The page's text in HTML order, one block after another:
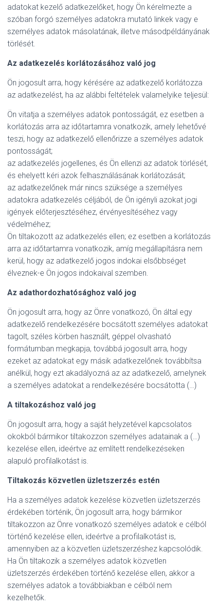
adatokat kezelő adatkezelőket, hogy Ön kérelmezte a
szóban forgó személyes adatokra mutató linkek vagy e
személyes adatok másolatának, illetve másodpéldányának
törlését.
Az adatkezelés korlátozásához való jog
Ön jogosult arra, hogy kérésére az adatkezelő korlátozza
az adatkezelést, ha az alábbi feltételek valamelyike teljesül:
Ön vitatja a személyes adatok pontosságát, ez esetben a
korlátozás arra az időtartamra vonatkozik, amely lehetővé
teszi, hogy az adatkezelő ellenőrizze a személyes adatok
pontosságát;
az adatkezelés jogellenes, és Ön ellenzi az adatok törlését,
és ehelyett kéri azok felhasználásának korlátozását;
az adatkezelőnek már nincs szüksége a személyes
adatokra adatkezelés céljából, de Ön igényli azokat jogi
igények előterjesztéséhez, érvényesítéséhez vagy
védelméhez;
Ön tiltakozott az adatkezelés ellen; ez esetben a korlátozás
arra az időtartamra vonatkozik, amíg megállapításra nem
kerül, hogy az adatkezelő jogos indokai elsőbbséget
élveznek-e Ön jogos indokaival szemben.
Az adathordozhatósághoz való jog
Ön jogosult arra, hogy az Önre vonatkozó, Ön által egy
adatkezelő rendelkezésére bocsátott személyes adatokat
tagolt, széles körben használt, géppel olvasható
formátumban megkapja, továbbá jogosult arra, hogy
ezeket az adatokat egy másik adatkezelőnek továbbítsa
anélkül, hogy ezt akadályozná az az adatkezelő, amelynek
a személyes adatokat a rendelkezésére bocsátotta (…)
A tiltakozáshoz való jog
Ön jogosult arra, hogy a saját helyzetével kapcsolatos
okokból bármikor tiltakozzon személyes adatainak a (…)
kezelése ellen, ideértve az említett rendelkezéseken
alapuló profilalkotást is.
Tiltakozás közvetlen üzletszerzés estén
Ha a személyes adatok kezelése közvetlen üzletszerzés
érdekében történik, Ön jogosult arra, hogy bármikor
tiltakozzon az Önre vonatkozó személyes adatok e célból
történő kezelése ellen, ideértve a profilalkotást is,
amennyiben az a közvetlen üzletszerzéshez kapcsolódik.
Ha Ön tiltakozik a személyes adatok közvetlen
üzletszerzés érdekében történő kezelése ellen, akkor a
személyes adatok a továbbiakban e célból nem
kezelhetők.